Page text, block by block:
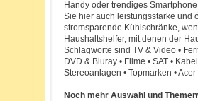
Handy oder trendiges
Sie hier auch leistungsstarke und
stromsparende Kühlschränke,
Haushaltshelfer, mit denen der
Schlagworte sind TV & Video •
DVD & Bluray • Filme • SAT •
Stereoanlagen • Topmarken • Acer
Noch mehr Auswahl und